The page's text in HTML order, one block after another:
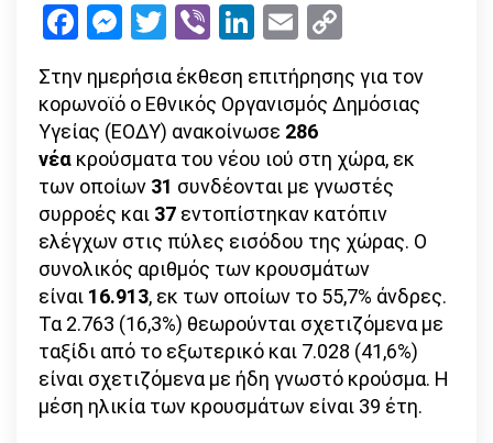
οι
θάνατοι!
Facebook
Messenger
Twitter
ViberLinkedIn
Email
Στην ημερήσια έκθεση επιτήρησης για τον
κορωνοϊό ο Εθνικός Οργανισμός Δημόσιας
Υγείας (ΕΟΔΥ) ανακοίνωσε 286
νέα κρούσματα του νέου ιού στη χώρα, εκ
των οποίων 31 συνδέονται με γνωστές
συρροές και 37 εντοπίστηκαν κατόπιν
ελέγχων στις πύλες εισόδου της χώρας. Ο
συνολικός αριθμός των κρουσμάτων
είναι 16.913, εκ των οποίων το 55,7% άνδρες.
Τα 2.763 (16,3%) θεωρούνται σχετιζόμενα με
ταξίδι από το εξωτερικό και 7.028 (41,6%)
είναι σχετιζόμενα με ήδη γνωστό κρούσμα. Η
μέση ηλικία των κρουσμάτων είναι 39 έτη.